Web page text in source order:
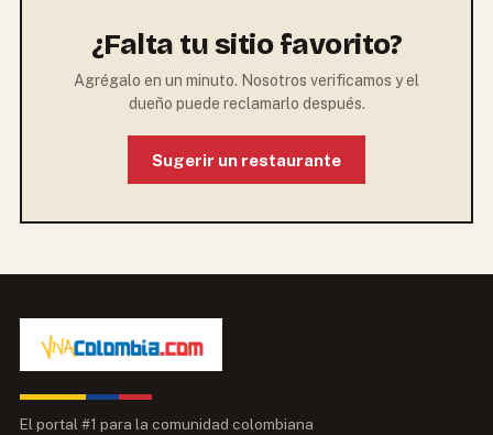
¿Falta tu sitio favorito?
Agrégalo en un minuto. Nosotros verificamos y el
dueño puede reclamarlo después.
Sugerir un restaurante
El portal #1 para la comunidad colombiana